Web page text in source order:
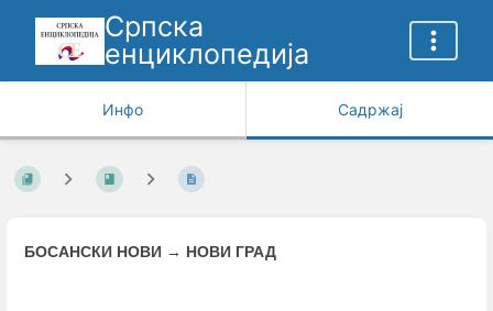
Српска
енциклопедија
Инфо Садржај
БОСАНСКИ НОВИ → НОВИ ГРАД